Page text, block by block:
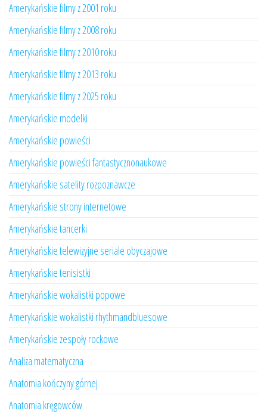
Amerykańskie filmy z 2001 roku
Amerykańskie filmy z 2008 roku
Amerykańskie filmy z 2010 roku
Amerykańskie filmy z 2013 roku
Amerykańskie filmy z 2025 roku
Amerykańskie modelki
Amerykańskie powieści
Amerykańskie powieści fantastycznonaukowe
Amerykańskie satelity rozpoznawcze
Amerykańskie strony internetowe
Amerykańskie tancerki
Amerykańskie telewizyjne seriale obyczajowe
Amerykańskie tenisistki
Amerykańskie wokalistki popowe
Amerykańskie wokalistki rhythmandbluesowe
Amerykańskie zespoły rockowe
Analiza matematyczna
Anatomia kończyny górnej
Anatomia kręgowców